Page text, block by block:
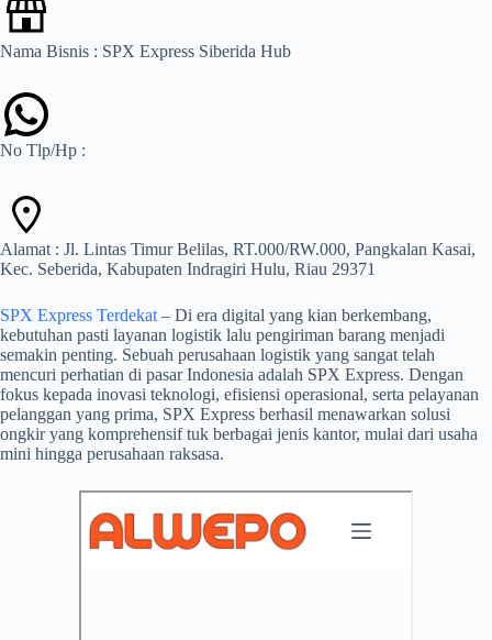
Nama Bisnis : SPX Express Siberida Hub
No Tlp/Hp :
Alamat : Jl. Lintas Timur Belilas, RT.000/RW.000, Pangkalan Kasai,
Kec. Seberida, Kabupaten Indragiri Hulu, Riau 29371
SPX Express Terdekat – Di era digital yang kian berkembang,
kebutuhan pasti layanan logistik lalu pengiriman barang menjadi
semakin penting. Sebuah perusahaan logistik yang sangat telah
mencuri perhatian di pasar Indonesia adalah SPX Express. Dengan
fokus kepada inovasi teknologi, efisiensi operasional, serta pelayanan
pelanggan yang prima, SPX Express berhasil menawarkan solusi
ongkir yang komprehensif tuk berbagai jenis kantor, mulai dari usaha
mini hingga perusahaan raksasa.